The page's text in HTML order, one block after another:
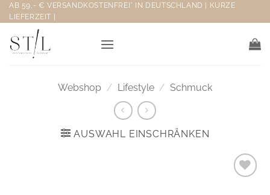
Zum
Inhalt
springen
AB 59,- € VERSANDKOSTENFREI* IN DEUTSCHLAND | KURZE
LIEFERZEIT |
Webshop / Lifestyle / Schmuck
AUSWAHL EINSCHRÄNKEN